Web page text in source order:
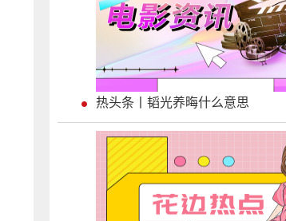
热头条丨韬光养晦什么意思